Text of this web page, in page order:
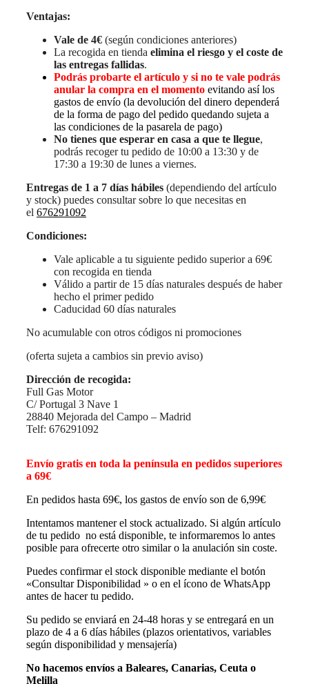
Ventajas:
Vale de 4€ (según condiciones anteriores)
La recogida en tienda elimina el riesgo y el coste de
las entregas fallidas.
Podrás probarte el artículo y si no te vale podrás
anular la compra en el momento evitando así los
gastos de envío (la devolución del dinero dependerá
de la forma de pago del pedido quedando sujeta a
las condiciones de la pasarela de pago)
No tienes que esperar en casa a que te llegue,
podrás recoger tu pedido de 10:00 a 13:30 y de
17:30 a 19:30 de lunes a viernes.
Entregas de 1 a 7 días hábiles (dependiendo del artículo
y stock) puedes consultar sobre lo que necesitas en
el 676291092
Condiciones:
Vale aplicable a tu siguiente pedido superior a 69€
con recogida en tienda
Válido a partir de 15 días naturales después de haber
hecho el primer pedido
Caducidad 60 días naturales
No acumulable con otros códigos ni promociones
(oferta sujeta a cambios sin previo aviso)
Dirección de recogida:
Full Gas Motor
C/ Portugal 3 Nave 1
28840 Mejorada del Campo – Madrid
Telf: 676291092
Envío gratis en toda la península en pedidos superiores
a 69€
En pedidos hasta 69€, los gastos de envío son de 6,99€
Intentamos mantener el stock actualizado. Si algún artículo
de tu pedido no está disponible, te informaremos lo antes
posible para ofrecerte otro similar o la anulación sin coste.
Puedes confirmar el stock disponible mediante el botón
«Consultar Disponibilidad » o en el ícono de WhatsApp
antes de hacer tu pedido.
Su pedido se enviará en 24-48 horas y se entregará en un
plazo de 4 a 6 días hábiles (plazos orientativos, variables
según disponibilidad y mensajería)
No hacemos envíos a Baleares, Canarias, Ceuta o
Melilla